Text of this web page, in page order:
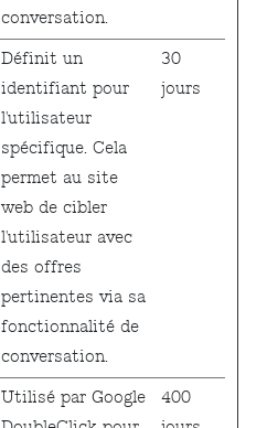
conversation.
Définit un
identifiant pour
l'utilisateur
spécifique. Cela
permet au site
web de cibler
l'utilisateur avec
des offres
pertinentes via sa
fonctionnalité de
conversation.
30
jours
Utilisé par Google
400